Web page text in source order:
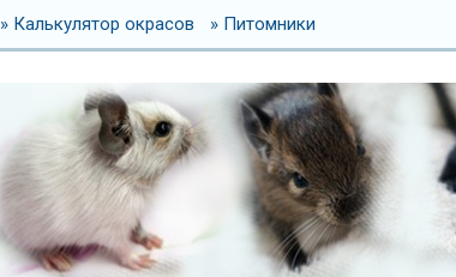
» Калькулятор окрасов » Питомники